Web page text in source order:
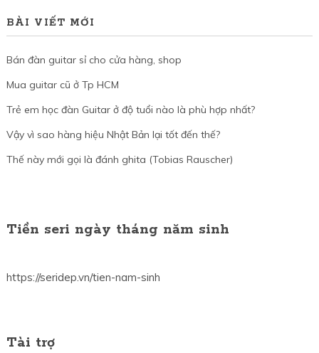
BÀI VIẾT MỚI
Bán đàn guitar sỉ cho cửa hàng, shop
Mua guitar cũ ở Tp HCM
Trẻ em học đàn Guitar ở độ tuổi nào là phù hợp nhất?
Vậy vì sao hàng hiệu Nhật Bản lại tốt đến thế?
Thế này mới gọi là đánh ghita (Tobias Rauscher)
Tiền seri ngày tháng năm sinh
https://seridep.vn/tien-nam-sinh
Tài trợ